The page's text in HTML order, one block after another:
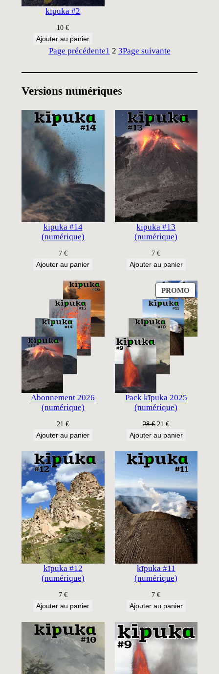
kīpuka #2
10€
Ajouter au panier
Page précédente1 2 3Page suivante
Versions numériques
kīpuka #14
(numérique)
7 €
Ajouter au panier
kīpuka #13
(numérique)
7€
Ajouter au panier
Abonnement 2026
(numérique)
21€
Ajouter au panier
PROMO
EN
Pack kīpuka 2025
(numérique)
28€ Le
prix
était :
28 €.
21€Le
prix
est :
21 €.
Ajouter au panier
kīpuka #12
(numérique)
7 €
Ajouter au panier
kīpuka #11
(numérique)
7€
Ajouter au panier